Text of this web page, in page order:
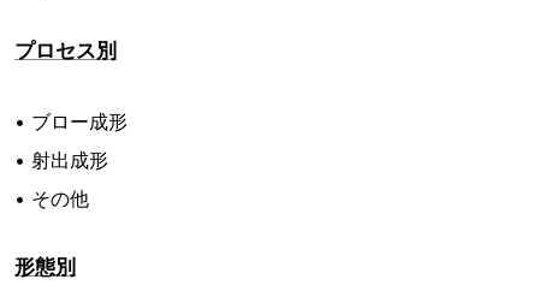
プロセス別
• ブロー成形
• 射出成形
• その他
形態別